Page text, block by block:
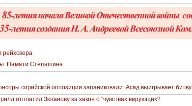
Памяти Степашина
сирийской оппозиции запаниковали: Асад выигрывает битву
отплатил Зюганову за закон о "чувствах верующих?